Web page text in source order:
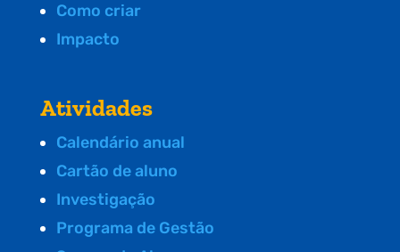
Como criar
Impacto
Atividades
Calendário anual
Cartão de aluno
Investigação
Programa de Gestão